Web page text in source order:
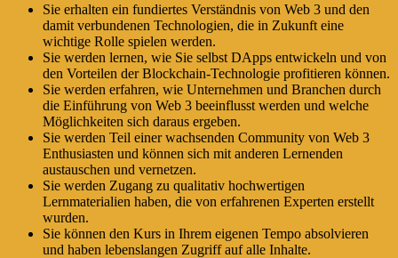
Sie erhalten ein fundiertes Verständnis von Web 3 und den
damit verbundenen Technologien, die in Zukunft eine
wichtige Rolle spielen werden.
Sie werden lernen, wie Sie selbst DApps entwickeln und von
den Vorteilen der Blockchain-Technologie profitieren können.
Sie werden erfahren, wie Unternehmen und Branchen durch
die Einführung von Web 3 beeinflusst werden und welche
Möglichkeiten sich daraus ergeben.
Sie werden Teil einer wachsenden Community von Web 3
Enthusiasten und können sich mit anderen Lernenden
austauschen und vernetzen.
Sie werden Zugang zu qualitativ hochwertigen
Lernmaterialien haben, die von erfahrenen Experten erstellt
wurden.
Sie können den Kurs in Ihrem eigenen Tempo absolvieren
und haben lebenslangen Zugriff auf alle Inhalte.